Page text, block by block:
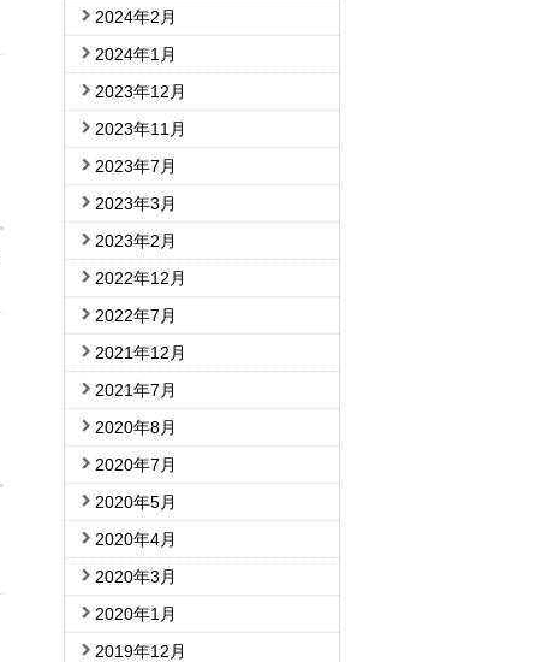
2024年2月
2024年1月
2023年12月
2023年11月
2023年7月
2023年3月
2023年2月
2022年12月
2022年7月
2021年12月
2021年7月
2020年8月
2020年7月
2020年5月
2020年4月
2020年3月
2020年1月
2019年12月